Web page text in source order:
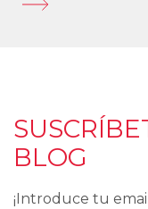
BLOG
¡Introduce tu